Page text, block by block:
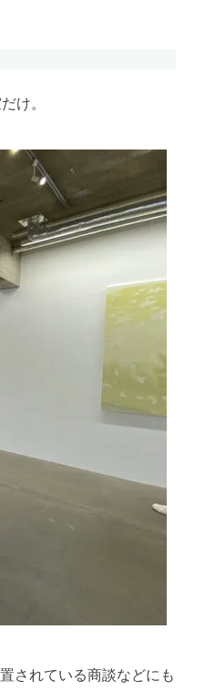
け。
されている商談などにも